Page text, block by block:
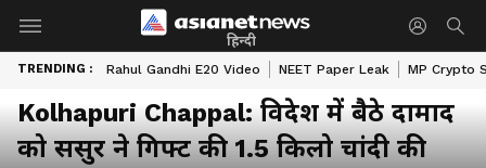
हिन्दी
TRENDING : Rahul Gandhi E20 Video NEET Paper Leak MP Crypto
Kolhapuri Chappal: विदेश में बैठे दामाद
को ससुर ने गिफ्ट की 1.5 किलो चांदी की